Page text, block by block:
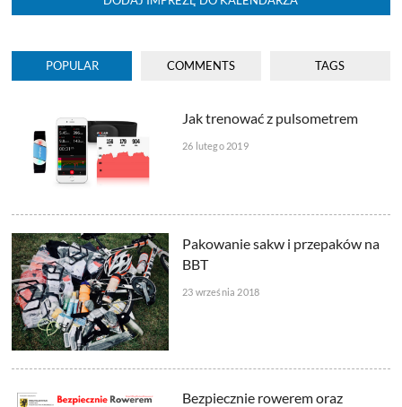
POPULAR COMMENTS TAGS
Jak trenować z pulsometrem
26 lutego 2019
Pakowanie sakw i przepaków na
BBT
23 września 2018
Bezpiecznie rowerem oraz